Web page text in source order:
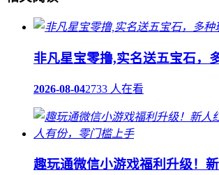
非凡星宝零撸,实名送五宝石，
2026-08-042733 人在看
趣玩通微信小游戏福利升级！